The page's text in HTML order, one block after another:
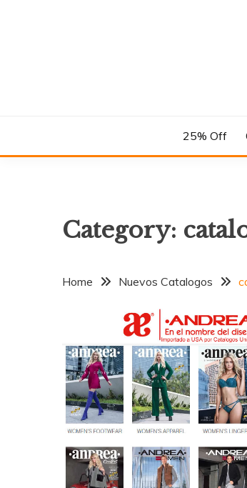
25% Off
Category:
Home Nuevos Catalogos